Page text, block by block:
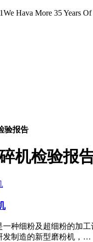
We Hava More 35 Years Of
验报告
机检验报
一种细粉及超细粉的加
发制造的新型磨粉机，…